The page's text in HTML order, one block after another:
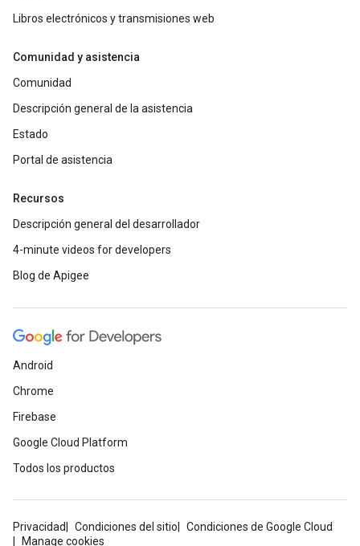
Libros electrónicos y transmisiones web
Comunidad y asistencia
Comunidad
Descripción general de la asistencia
Estado
Portal de asistencia
Recursos
Descripción general del desarrollador
4-minute videos for developers
Blog de Apigee
Android
Chrome
Firebase
Google Cloud Platform
Todos los productos
Privacidad Condiciones del sitio
Condiciones de Google Cloud
Manage cookies